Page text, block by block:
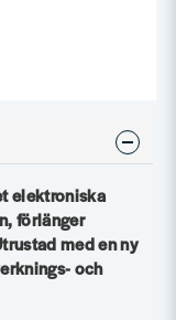
elektroniska
förlänger
med en ny
och